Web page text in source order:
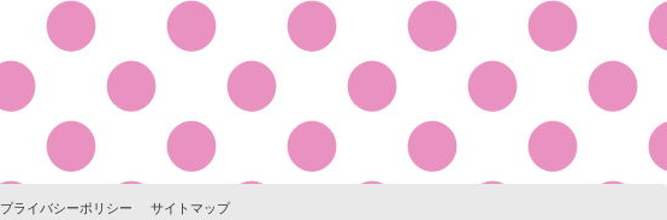
プライバシーポリシー サイトマップ